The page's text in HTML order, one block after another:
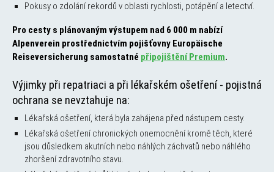
Pokusy o zdolání rekordů v oblasti rychlosti, potápění a letectví.
Pro cesty s plánovaným výstupem nad 6 000 m nabízí
Alpenverein prostřednictvím pojišťovny Europäische
Reiseversicherung samostatné připojištění Premium.
Výjimky při repatriaci a při lékařském ošetření - pojistná
ochrana se nevztahuje na:
Lékařská ošetření, která byla zahájena před nástupem cesty.
Lékařská ošetření chronických onemocnění kromě těch, které
jsou důsledkem akutních nebo náhlých záchvatů nebo náhlého
zhoršení zdravotního stavu.